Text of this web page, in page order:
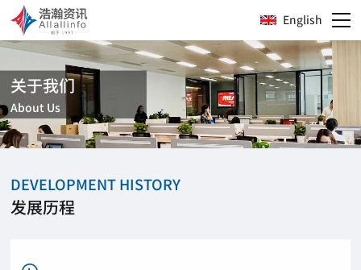
English
关于我们
About Us
DEVELOPMENT HISTORY
发展历程